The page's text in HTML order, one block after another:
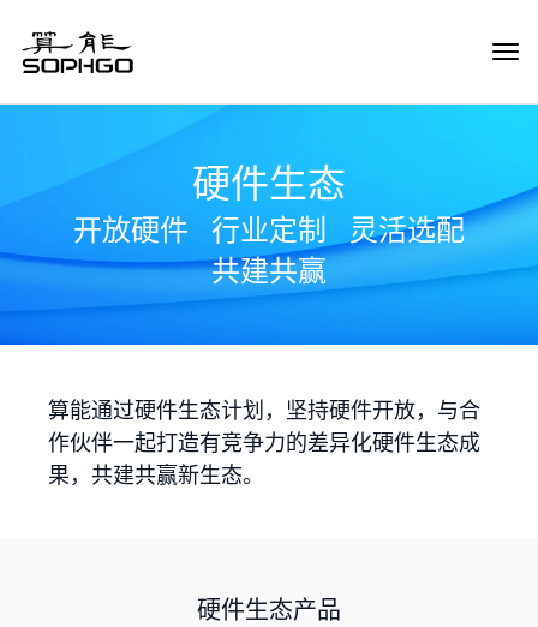
硬件生态
开放硬件 行业定制
灵活选配
共建共赢
算能通过硬件生态计划，坚持硬件开放，与合
作伙伴一起打造有竞争力的差异化硬件生态成
果，共建共赢新生态。
硬件生态产品